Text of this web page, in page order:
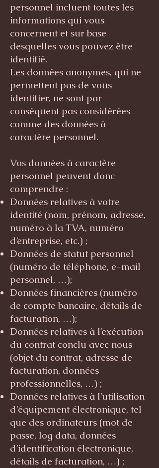
personnel incluent toutes les
informations qui vous
concernent et sur base
desquelles vous pouvez être
identifié.
Les données anonymes, qui ne
permettent pas de vous
identifier, ne sont par
conséquent pas considérées
comme des données à
caractère personnel.
Vos données à caractère
personnel peuvent donc
comprendre :
Données relatives à votre
identité (nom, prénom, adresse,
numéro à la TVA, numéro
d’entreprise, etc.) ;
Données de statut personnel
(numéro de téléphone, e-mail
personnel, …);
Données financières (numéro
de compte bancaire, détails de
facturation, …);
Données relatives à l’exécution
du contrat conclu avec nous
(objet du contrat, adresse de
facturation, données
professionnelles, …) ;
Données relatives à l’utilisation
d’équipement électronique, tel
que des ordinateurs (mot de
passe, log data, données
d’identification électronique,
détails de facturation, …) ;